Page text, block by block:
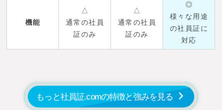
機能
△
通常の社員
証のみ
△
通常の社員
証のみ
◎
様々な用途
の社員証に
対応
もっと社員証.comの特徴と強みを見る